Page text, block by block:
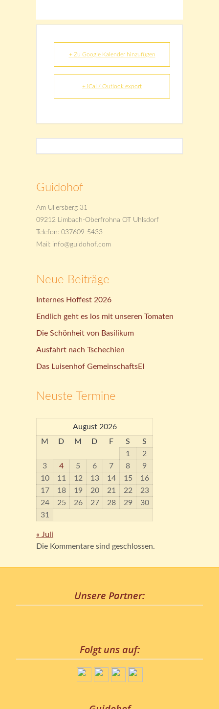
+ Zu Google Kalender hinzufügen
+ iCal / Outlook export
Guidohof
Am Ullersberg 31
09212 Limbach-Oberfrohna OT Uhlsdorf
Telefon: 037609-5433
Mail: info@guidohof.com
Neue Beiträge
Internes Hoffest 2026
Endlich geht es los mit unseren Tomaten
Die Schönheit von Basilikum
Ausfahrt nach Tschechien
Das Luisenhof GemeinschaftsEI
Neuste Termine
August 2026
M
D M D F S
S
1
2
3
4 5 6 7 8
9
10
11 12 13 14 15
16
17
18 19 20 21 22
23
24
25 26 27 28 29
30
31
« Juli
Die Kommentare sind geschlossen.
Unsere Partner:
Folgt uns auf: